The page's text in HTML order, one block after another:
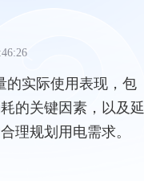
的实际使用表现，包
的关键因素，以及延
理规划用电需求。